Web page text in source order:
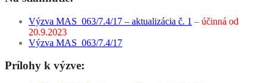
Výzva MAS_063/7.4/17 – aktualizácia č. 1 – účinná od
20.9.2023
Výzva MAS_063/7.4/17
Prílohy k výzve: